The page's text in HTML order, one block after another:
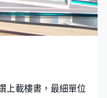
上載樓書，最細單位